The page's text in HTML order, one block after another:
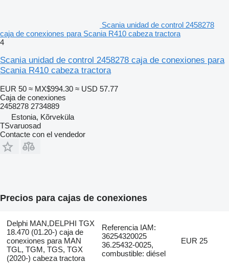
Scania unidad de control 2458278
caja de conexiones para Scania R410 cabeza tractora
4
Scania unidad de control 2458278 caja de conexiones para
Scania R410 cabeza tractora
EUR 50 ≈ MX$994.30 ≈ USD 57.77
Caja de conexiones
2458278 2734889
Estonia, Kõrveküla
TSvaruosad
Contacte con el vendedor
Precios para cajas de conexiones
Delphi MAN,DELPHI TGX
18.470 (01.20-) caja de
conexiones para MAN
TGL, TGM, TGS, TGX
(2020-) cabeza tractora
Referencia IAM:
36254320025
36.25432-0025,
combustible: diésel
EUR 25